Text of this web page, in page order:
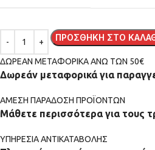
ΠΡΟΣΘΉΚΗ ΣΤΟ
ΔΩΡΕΑΝ ΜΕΤΑΦΟΡΙΚΑ ΑΝΩ ΤΩΝ 50€
Δωρεάν μεταφορικά για
ΑMEΣΗ ΠΑΡΑΔΟΣΗ ΠΡΟΪΟΝΤΩΝ
Μάθετε περισσότερα για τους
ΥΠΗΡΕΣΙΑ ΑΝΤΙΚΑΤΑΒΟΛΗΣ